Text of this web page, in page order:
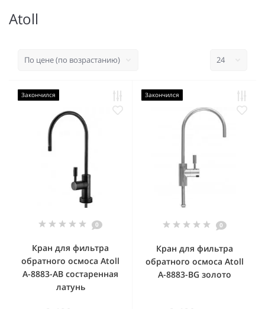
Atoll
Закончился
0
Кран для фильтра
обратного осмоса Atoll
A-8883-AB состаренная
латунь
Закончился
0
Кран для фильтра
обратного осмоса Atoll
A-8883-BG золото